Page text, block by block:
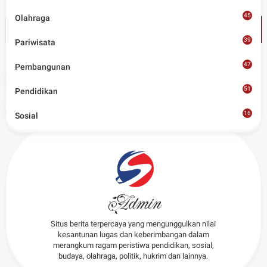
Admin
Situs berita terpercaya yang mengunggulkan nilai
kesantunan lugas dan keberimbangan dalam
merangkum ragam peristiwa pendidikan, sosial,
budaya, olahraga, politik, hukrim dan lainnya.
Olahraga 45
Pariwisata 39
Pembangunan 47
Pendidikan 51
Sosial
16